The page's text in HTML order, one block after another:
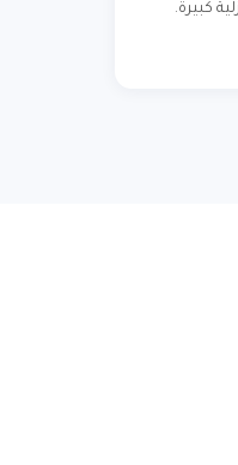
كبيرة.